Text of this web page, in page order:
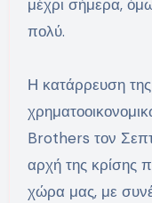
μέχρι σήμερα,
πολύ.
Η κατάρρευση της
Brothers τον
αρχή της κρίσης
χώρα μας, με